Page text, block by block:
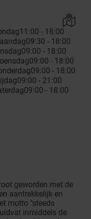
11:00 - 18:00
09:30 - 18:00
09:00 - 18:00
09:00 - 18:00
09:00 - 18:00
09:00 - 21:00
09:00 - 18:00
geworden met de
aantrekkelijk en
motto "steeds
inmiddels de